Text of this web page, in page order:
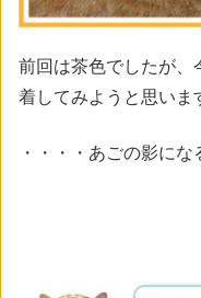
前回は茶色でしたが、
着してみようと思いま
・・・・あごの影にな